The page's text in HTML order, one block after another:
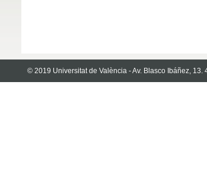
© 2019 Universitat de València - Av. Blasco Ibáñez,